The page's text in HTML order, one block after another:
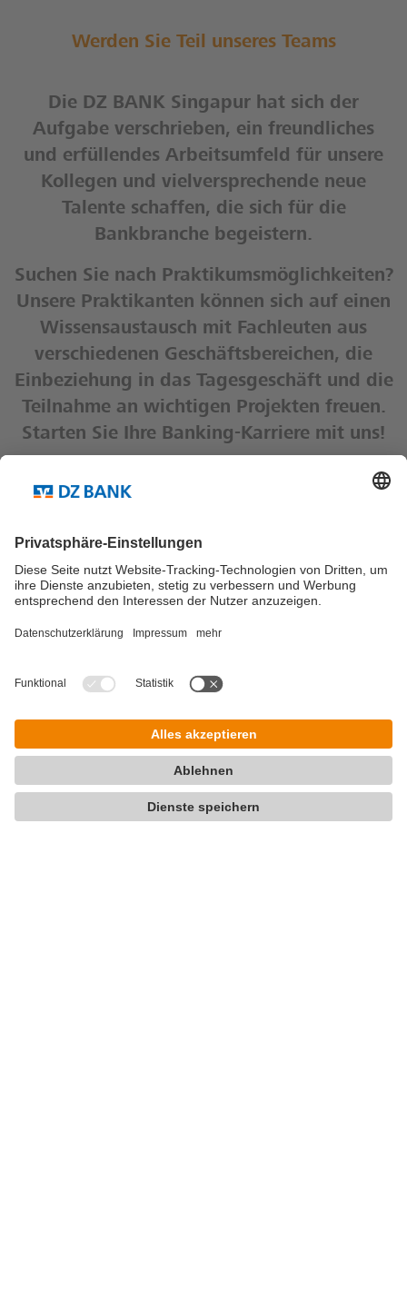
Werden Sie Teil unseres Teams
Die DZ BANK Singapur hat sich der
Aufgabe verschrieben, ein freundliches
und erfüllendes Arbeitsumfeld für unsere
Kollegen und vielversprechende neue
Talente schaffen, die sich für die
Bankbranche begeistern.
Suchen Sie nach Praktikumsmöglichkeiten?
Unsere Praktikanten können sich auf einen
Wissensaustausch mit Fachleuten aus
verschiedenen Geschäftsbereichen, die
Einbeziehung in das Tagesgeschäft und die
Teilnahme an wichtigen Projekten freuen.
Starten Sie Ihre Banking-Karriere mit uns!
hr.sg@dzbank.de